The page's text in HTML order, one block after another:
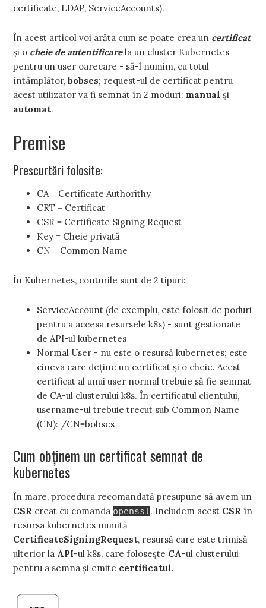
certificate, LDAP, ServiceAccounts).
În acest articol voi arăta cum se poate crea un certificat
și o cheie de autentificarela un cluster Kubernetes
pentru un user oarecare - să-l numim, cu totul
întâmplător,bobses; request-ul de certificat pentru
acest utilizator va fi semnat în 2 moduri: manual și
automat.
Premise
Prescurtări folosite:
CA = Certificate Authorithy
CRT = Certificat
CSR = Certificate Signing Request
Key = Cheie privată
CN = Common Name
În Kubernetes, conturile sunt de 2 tipuri:
ServiceAccount (de exemplu, este folosit de poduri
pentru a accesa resursele k8s) - sunt gestionate
de API-ul kubernetes
Normal User - nu este o resursă kubernetes; este
cineva care deține un certificat și o cheie. Acest
certificat al unui user normal trebuie să fie semnat
de CA-ul clusterului k8s. În certificatul clientului,
username-ul trebuie trecut sub Common Name
(CN): /CN=bobses
Cum obținem un certificat semnat de
kubernetes
În mare, procedura recomandată presupune să avem un
CSR creat cu comanda openssl. Includem acest CSR în
resursa kubernetes numită
CertificateSigningRequest, resursă care este trimisă
ulterior la API-ul k8s, care folosește CA-ul clusterului
pentru a semna și emite certificatul.